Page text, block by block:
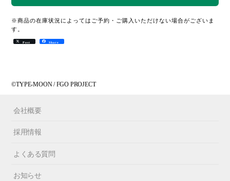
※商品の在庫状況によってはご予約・ご購入いただけない場合がございま
す。
Post Share
©TYPE-MOON / FGO PROJECT
会社概要
採用情報
よくある質問
お知らせ